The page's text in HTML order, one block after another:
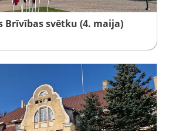
Brīvības svētku (4. maija)